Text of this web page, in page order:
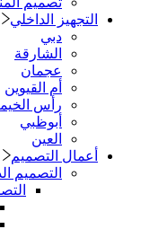
التجهيز الداخلي
دبي
الشارقة
عجمان
أم القيوين
رأس الخيمة
أبوظبي
العين
أعمال التصميم
التصميم الداخلي
التصميم